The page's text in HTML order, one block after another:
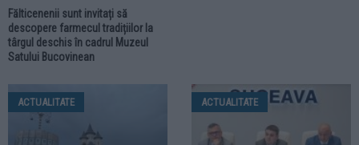
Fălticenenii sunt invitați să
descopere farmecul tradițiilor la
târgul deschis în cadrul Muzeul
Satului Bucovinean
ACTUALITATE ACTUALITATE